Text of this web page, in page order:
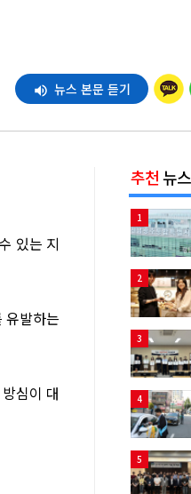
뉴스 본문 듣기
있는 지
유발하는
심이 대
추천뉴스
1
2
3
4
5